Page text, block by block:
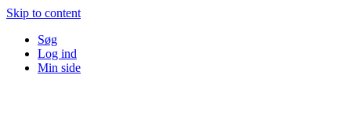
Skip to content
Søg
Log ind
Min side